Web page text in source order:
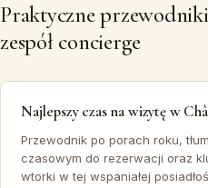
Praktyczne
zespół concierge
Najlepszy czas na wizytę w
Przewodnik po porach roku,
czasowym do rezerwacji oraz
wtorki w tej wspaniałej